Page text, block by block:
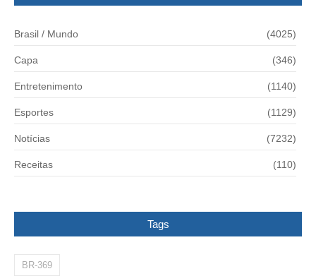
Brasil / Mundo (4025)
Capa (346)
Entretenimento (1140)
Esportes (1129)
Notícias (7232)
Receitas (110)
Tags
BR-369